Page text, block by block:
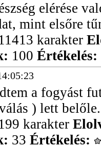
elérése
mint elsőre
karakter
100 Értékelés:
a fogyást
) lett
karakter
33 Értékelés: